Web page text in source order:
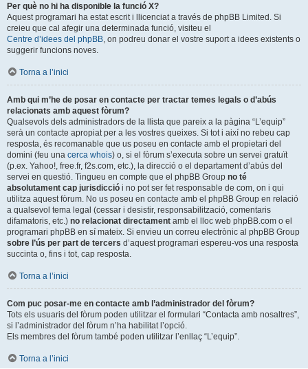
Per què no hi ha disponible la funció X?
Aquest programari ha estat escrit i llicenciat a través de phpBB Limited. Si
creieu que cal afegir una determinada funció, visiteu el
Centre d’idees del phpBB , on podreu donar el vostre suport a idees existents o
suggerir funcions noves.
Torna a l’inici
Amb qui m’he de posar en contacte per tractar temes legals o d’abús
relacionats amb aquest fòrum?
Qualsevols dels administradors de la llista que pareix a la pàgina “L’equip”
serà un contacte apropiat per a les vostres queixes. Si tot i així no rebeu cap
resposta, és recomanable que us poseu en contacte amb el propietari del
domini (feu una cerca whois) o, si el fòrum s’executa sobre un servei gratuït
(p.ex. Yahoo!, free.fr, f2s.com, etc.), la direcció o el departament d’abús del
servei en questió. Tingueu en compte que el phpBB Group no té
absolutament cap jurisdicció i no pot ser fet responsable de com, on i qui
utilitza aquest fòrum. No us poseu en contacte amb el phpBB Group en relació
a qualsevol tema legal (cessar i desistir, responsabilització, comentaris
difamatoris, etc.) no relacionat directament amb el lloc web phpBB.com o el
programari phpBB en sí mateix. Si envieu un correu electrònic al phpBB Group
sobre l’ús per part de tercers d’aquest programari espereu-vos una resposta
succinta o, fins i tot, cap resposta.
Torna a l’inici
Com puc posar-me en contacte amb l’administrador del fòrum?
Tots els usuaris del fòrum poden utilitzar el formulari “Contacta amb nosaltres”,
si l’administrador del fòrum n’ha habilitat l’opció.
Els membres del fòrum també poden utilitzar l’enllaç “L’equip”.
Torna a l’inici